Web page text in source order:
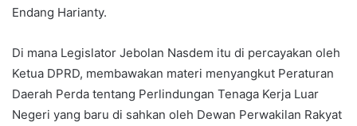
Endang Harianty.
Di mana Legislator Jebolan Nasdem itu di percayakan oleh
Ketua DPRD, membawakan materi menyangkut Peraturan
Daerah Perda tentang Perlindungan Tenaga Kerja Luar
Negeri yang baru di sahkan oleh Dewan Perwakilan Rakyat